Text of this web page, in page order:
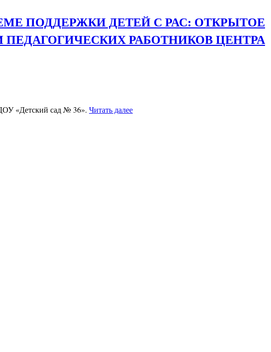
ПОДДЕРЖКИ ДЕТЕЙ С РАС: ОТКРЫТОЕ
РАБОТНИКОВ ЦЕНТРА
«Детский сад № 36». Читать далее